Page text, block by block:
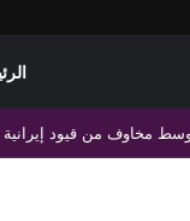
مضيق هرمز وسط ترقب